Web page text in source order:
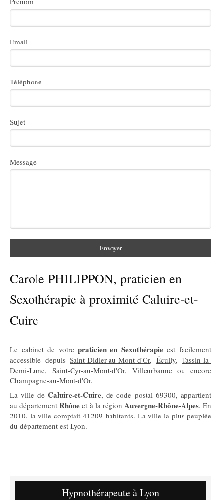
Email
Téléphone
Sujet
Message
Envoyer
Carole PHILIPPON, praticien en
Sexothérapie à proximité Caluire-et-
Cuire
Le cabinet de votre praticien en Sexothérapieest facilement
accessible depuis Saint-Didier-au-Mont-d'Or, Écully, Tassin-la-
Demi-Lune, Saint-Cyr-au-Mont-d'Or, Villeurbanneou encore
Champagne-au-Mont-d'Or.
La ville de Caluire-et-Cuire, de code postal 69300, appartient
au départementRhône et à la région Auvergne-Rhône-Alpes. En
2010, la ville comptait 41209 habitants. La ville la plus peuplée
du département est Lyon.
Hypnothérapeute à Lyon